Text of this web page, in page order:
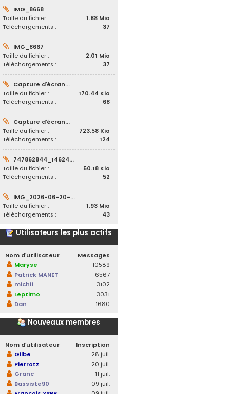
IMG_8668
Taille du fichier :
1.88 Mio
Téléchargements :
37
IMG_8667
Taille du fichier :
2.01 Mio
Téléchargements :
37
Capture d’écran...
Taille du fichier :
170.44 Kio
Téléchargements :
68
Capture d’écran...
Taille du fichier :
723.58 Kio
Téléchargements :
124
747862844_14624...
Taille du fichier :
50.18 Kio
Téléchargements :
52
IMG_2026-06-20-...
Taille du fichier :
1.93 Mio
Téléchargements :
43
Utilisateurs les plus actifs
Nom d’utilisateur
Messages
Maryse
10589
Patrick MANET
6567
michif
3102
Leptimo
3031
Dan
1680
Nouveaux membres
Nom d’utilisateur
Inscription
Gilbe
28 juil.
Pierrotz
20 juil.
Granc
11 juil.
Bassiste90
09 juil.